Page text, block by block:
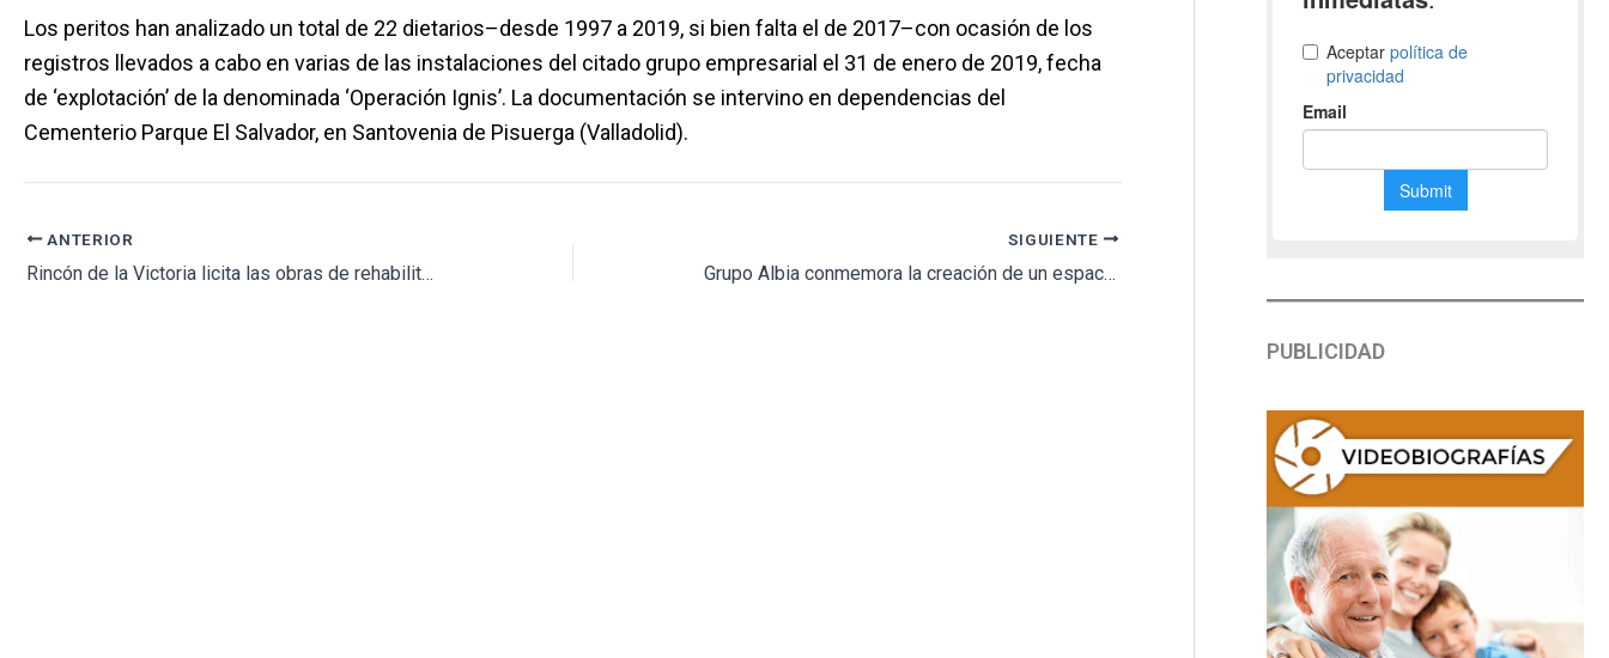
Los peritos han analizado un total de 22 dietarios–desde 1997 a 2019, si bien falta el de 2017–con ocasión de los
registros llevados a cabo en varias de las instalaciones del citado grupo empresarial el 31 de enero de 2019, fecha
de ‘explotación’ de la denominada ‘Operación Ignis’. La documentación se intervino en dependencias del
Cementerio Parque El Salvador, en Santovenia de Pisuerga (Valladolid).
ANTERIOR
Rincón de la Victoria licita las obras de rehabilitación integral del cementerio de Benagalbón
SIGUIENTE
Grupo Albia conmemora la creación de un espacio de duelo gestacional, perinatal o neonatal en el cementerio de Parla
PUBLICIDAD